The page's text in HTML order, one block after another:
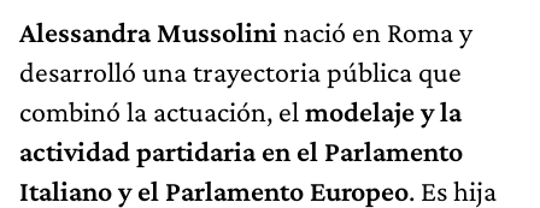
Alessandra Mussolini nació en Roma y
desarrolló una trayectoria pública que
combinó la actuación, el modelaje y la
actividad partidaria en el Parlamento
Italiano y el Parlamento Europeo. Es hija